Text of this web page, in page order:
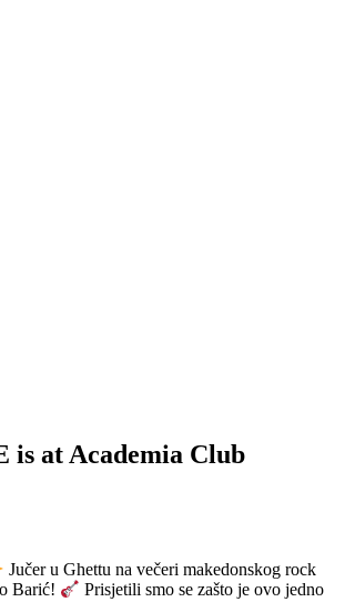
is at Academia Club
Jučer u Ghettu na večeri makedonskog rock
Barić!
Prisjetili smo se zašto je ovo jedno